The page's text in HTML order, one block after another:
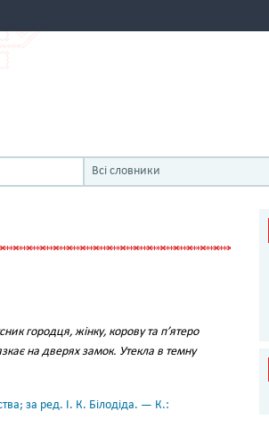
Всі словники
городця, жінку, корову та п’ятеро
на дверях замок. Утекла в темну
за ред. І. К. Білодіда. — К.: